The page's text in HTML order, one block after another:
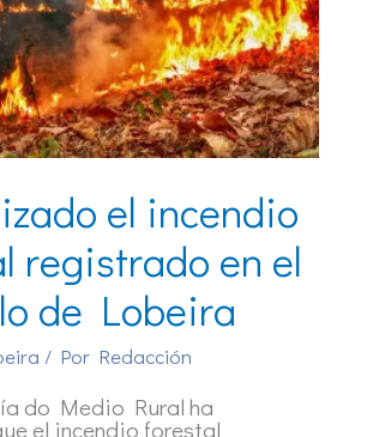
el incendio
registrado en el
de Lobeira
/ Por Redacción
do Medio Rural ha
el incendio forestal